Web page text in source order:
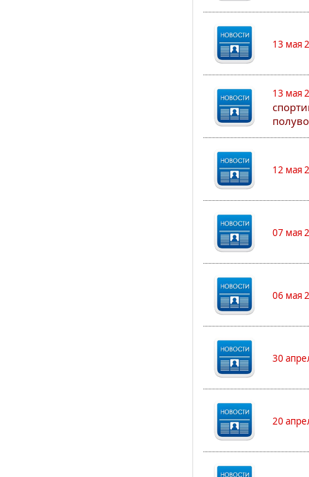
13 мая
13 мая
12 мая
07 мая
06 мая
30
20